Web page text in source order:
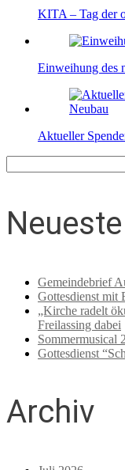
KITA – Tag der
Einweihung des
Aktueller
Gemeindebrief
Gottesdienst mit
„Kirche radelt
Freilassing dabei
Sommermusical
Gottesdienst
Archiv